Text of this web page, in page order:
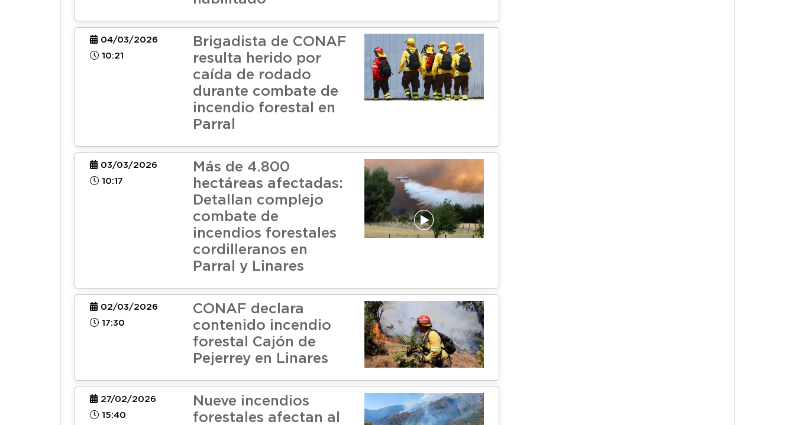
04/03/2026
10:21
Brigadista de CONAF
resulta herido por
caída de rodado
durante combate de
incendio forestal en
Parral
03/03/2026
10:17
Más de 4.800
hectáreas afectadas:
Detallan complejo
combate de
incendios forestales
cordilleranos en
Parral y Linares
02/03/2026
17:30
CONAF declara
contenido incendio
forestal Cajón de
Pejerrey en Linares
27/02/2026
15:40
Nueve incendios
forestales afectan al